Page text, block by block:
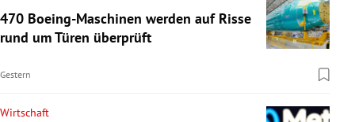
470 Boeing-Maschinen werden auf Risse
rund um Türen überprüft
Gestern
Wirtschaft